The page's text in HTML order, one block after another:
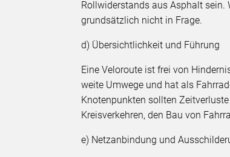
Rollwiderstands aus Asphalt sein.
grundsätzlich nicht in Frage.
d) Übersichtlichkeit und Führung
Eine Veloroute ist frei von
weite Umwege und hat als
Knotenpunkten sollten
Kreisverkehren, den Bau von
e) Netzanbindung und